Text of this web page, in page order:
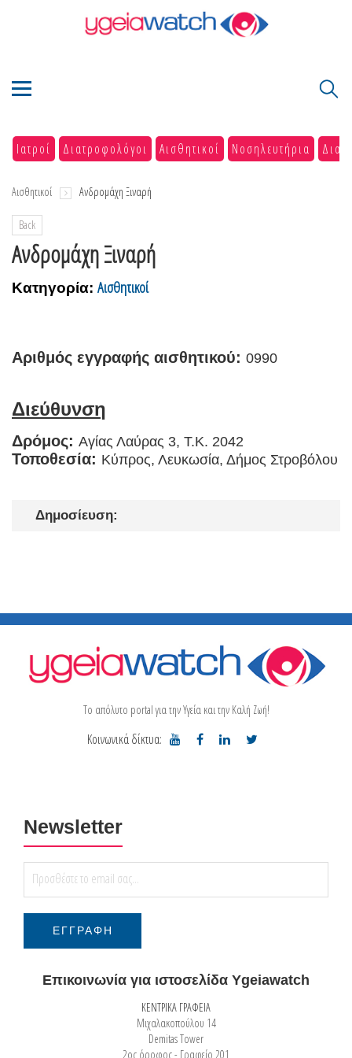
Ιατροί Διατροφολόγοι Αισθητικοί Νοσηλευτήρια
Αισθητικοί Ανδρομάχη Ξιναρή
Back
Ανδρομάχη Ξιναρή
Κατηγορία: Αισθητικοί
Αριθμός εγγραφής αισθητικού: 0990
Διεύθυνση
Δρόμος: Αγίας Λαύρας 3, T.K. 2042
Τοποθεσία: Κύπρος, Λευκωσία, Δήμος Στροβόλου
Δημοσίευση:
Το απόλυτο portal για την Υγεία και την Καλή Ζωή!
Κοινωνικά δίκτυα:
Newsletter
Επικοινωνία για ιστοσελίδα Ygeiawatch
ΚΕΝΤΡΙΚΑ ΓΡΑΦΕΙΑ
Μιχαλακοπούλου 14
Demitas Tower
2ος όροφος - Γραφείο 201